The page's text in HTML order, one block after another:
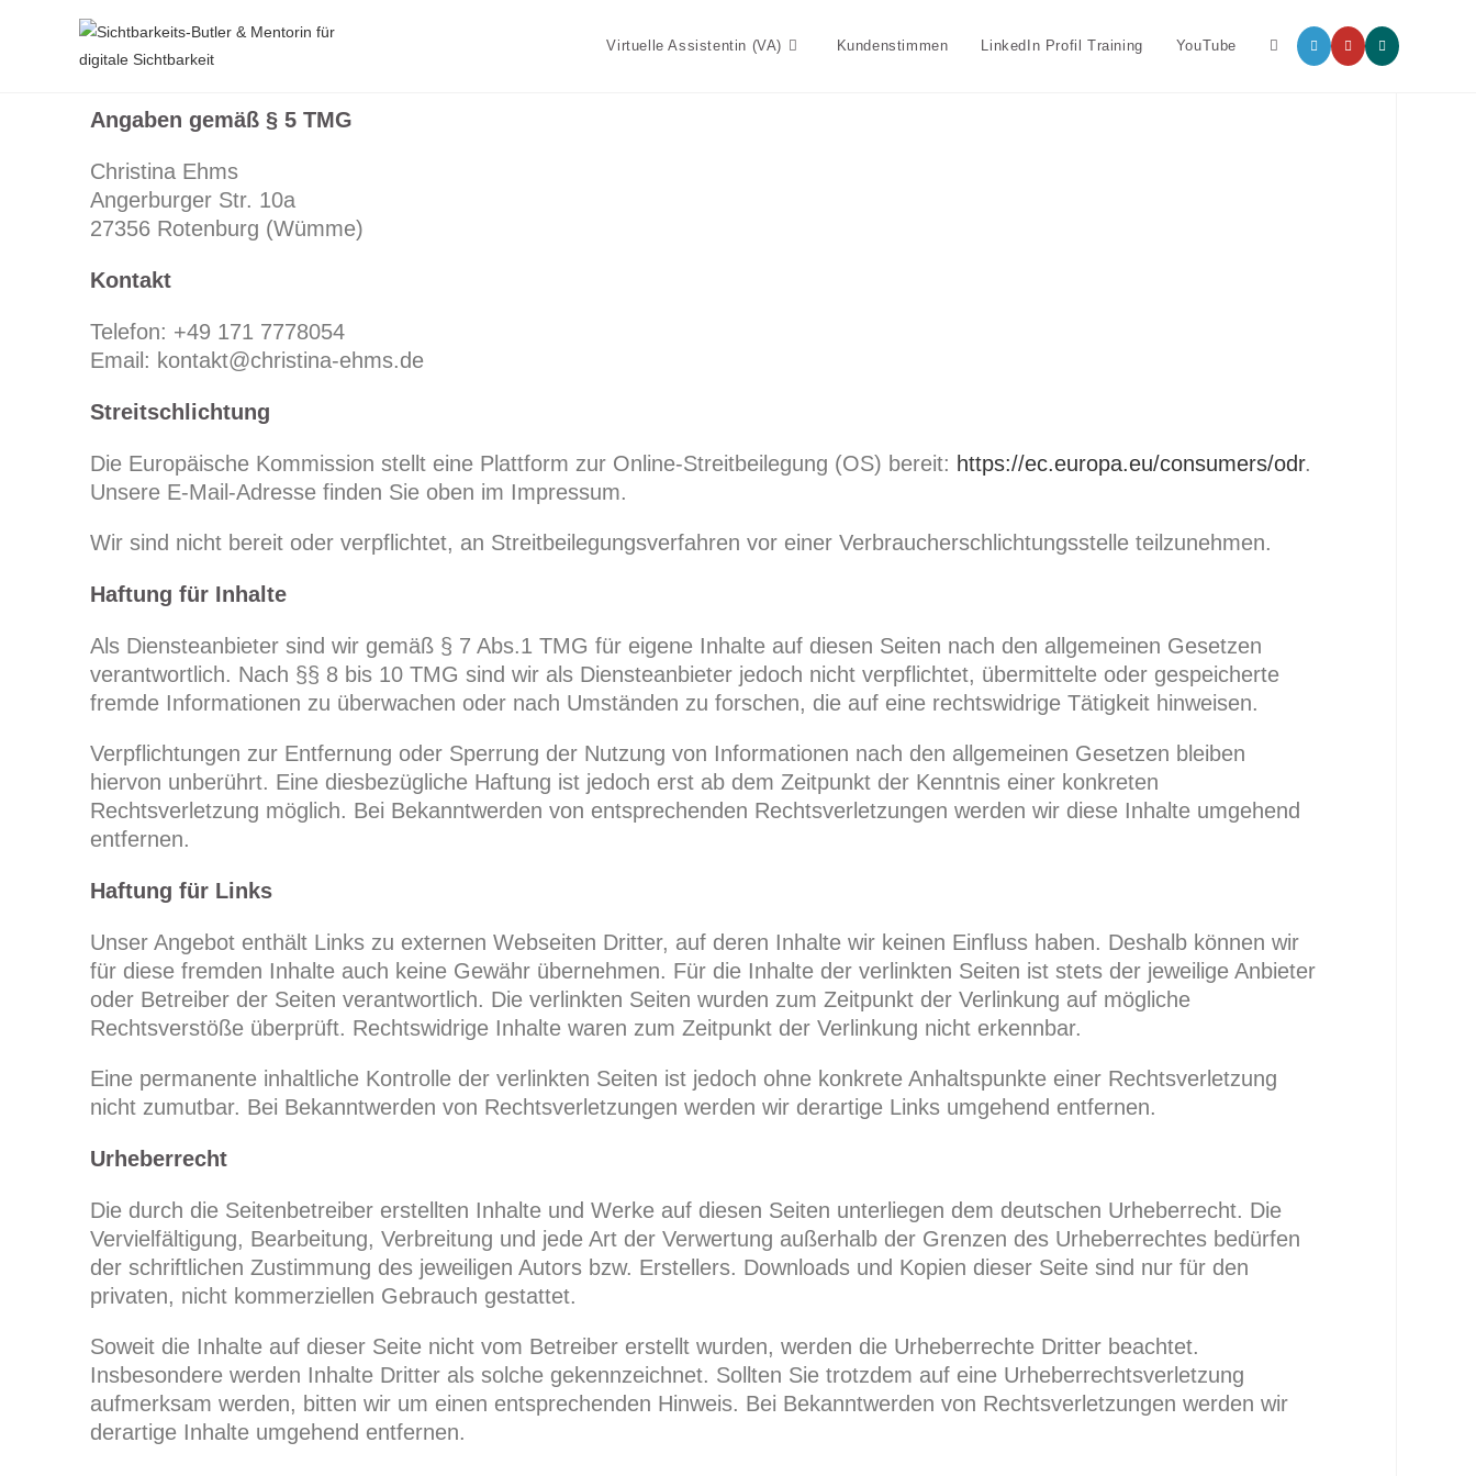
Virtuelle Assistentin (VA) Kundenstimmen LinkedIn Profil Training YouTube
Angaben gemäß § 5 TMG
Christina Ehms
Angerburger Str. 10a
27356 Rotenburg (Wümme)
Kontakt
Telefon: +49 171 7778054
Email: kontakt@christina-ehms.de
Streitschlichtung
Die Europäische Kommission stellt eine Plattform zur Online-Streitbeilegung (OS) bereit: https://ec.europa.eu/consumers/odr.
Unsere E-Mail-Adresse finden Sie oben im Impressum.
Wir sind nicht bereit oder verpflichtet, an Streitbeilegungsverfahren vor einer Verbraucherschlichtungsstelle teilzunehmen.
Haftung für Inhalte
Als Diensteanbieter sind wir gemäß § 7 Abs.1 TMG für eigene Inhalte auf diesen Seiten nach den allgemeinen Gesetzen
verantwortlich. Nach §§ 8 bis 10 TMG sind wir als Diensteanbieter jedoch nicht verpflichtet, übermittelte oder gespeicherte
fremde Informationen zu überwachen oder nach Umständen zu forschen, die auf eine rechtswidrige Tätigkeit hinweisen.
Verpflichtungen zur Entfernung oder Sperrung der Nutzung von Informationen nach den allgemeinen Gesetzen bleiben
hiervon unberührt. Eine diesbezügliche Haftung ist jedoch erst ab dem Zeitpunkt der Kenntnis einer konkreten
Rechtsverletzung möglich. Bei Bekanntwerden von entsprechenden Rechtsverletzungen werden wir diese Inhalte umgehend
entfernen.
Haftung für Links
Unser Angebot enthält Links zu externen Webseiten Dritter, auf deren Inhalte wir keinen Einfluss haben. Deshalb können wir
für diese fremden Inhalte auch keine Gewähr übernehmen. Für die Inhalte der verlinkten Seiten ist stets der jeweilige Anbieter
oder Betreiber der Seiten verantwortlich. Die verlinkten Seiten wurden zum Zeitpunkt der Verlinkung auf mögliche
Rechtsverstöße überprüft. Rechtswidrige Inhalte waren zum Zeitpunkt der Verlinkung nicht erkennbar.
Eine permanente inhaltliche Kontrolle der verlinkten Seiten ist jedoch ohne konkrete Anhaltspunkte einer Rechtsverletzung
nicht zumutbar. Bei Bekanntwerden von Rechtsverletzungen werden wir derartige Links umgehend entfernen.
Urheberrecht
Die durch die Seitenbetreiber erstellten Inhalte und Werke auf diesen Seiten unterliegen dem deutschen Urheberrecht. Die
Vervielfältigung, Bearbeitung, Verbreitung und jede Art der Verwertung außerhalb der Grenzen des Urheberrechtes bedürfen
der schriftlichen Zustimmung des jeweiligen Autors bzw. Erstellers. Downloads und Kopien dieser Seite sind nur für den
privaten, nicht kommerziellen Gebrauch gestattet.
Soweit die Inhalte auf dieser Seite nicht vom Betreiber erstellt wurden, werden die Urheberrechte Dritter beachtet.
Insbesondere werden Inhalte Dritter als solche gekennzeichnet. Sollten Sie trotzdem auf eine Urheberrechtsverletzung
aufmerksam werden, bitten wir um einen entsprechenden Hinweis. Bei Bekanntwerden von Rechtsverletzungen werden wir
derartige Inhalte umgehend entfernen.